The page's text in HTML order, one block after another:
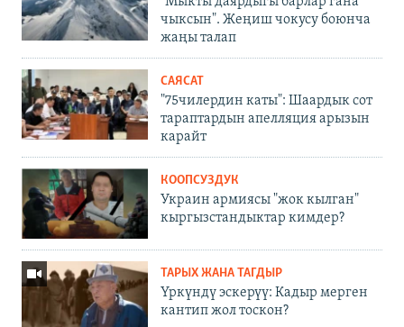
чыксын". Жеңиш чокусу боюнча
жаңы талап
САЯСАТ
"75чилердин каты": Шаардык сот
тараптардын апелляция арызын
карайт
КООПСУЗДУК
Украин армиясы "жок кылган"
кыргызстандыктар кимдер?
ТАРЫХ ЖАНА ТАГДЫР
Үркүндү эскерүү: Кадыр мерген
кантип жол тоскон?